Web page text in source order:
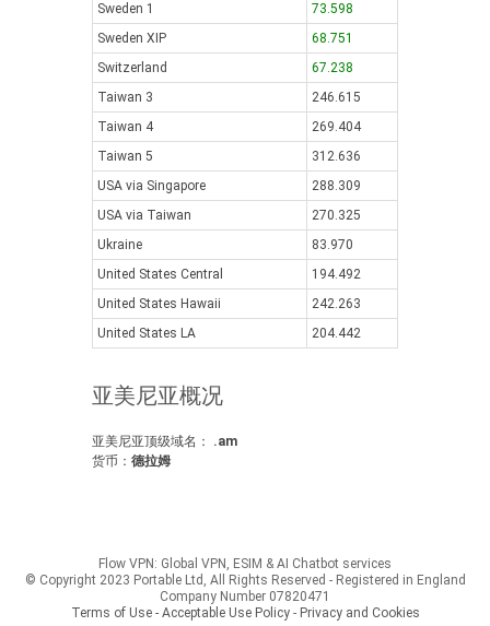
Sweden 1
73.598
Sweden XIP
68.751
Switzerland
67.238
Taiwan 3
246.615
Taiwan 4
269.404
Taiwan 5
312.636
USA via Singapore
288.309
USA via Taiwan
270.325
Ukraine
83.970
United States Central
194.492
United States Hawaii
242.263
United States LA
204.442
亚美尼亚概况
亚美尼亚顶级域名： .am
货币： 德拉姆
Flow VPN: Global VPN, ESIM & AI Chatbot services
© Copyright 2023 Portable Ltd, All Rights Reserved - Registered in England
Company Number 07820471
Terms of Use - Acceptable Use Policy- Privacy and Cookies